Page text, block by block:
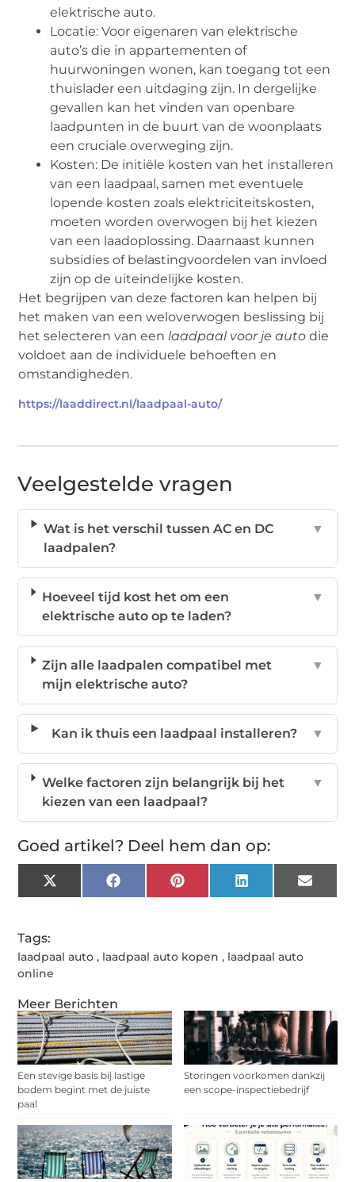
Meer Berichten
Een stevige basis bij lastige
bodem begint met de juiste
paal
Storingen voorkomen dankzij
een scope-inspectiebedrijf
elektrische auto.
Locatie: Voor eigenaren van elektrische
auto’s die in appartementen of
huurwoningen wonen, kan toegang tot een
thuislader een uitdaging zijn. In dergelijke
gevallen kan het vinden van openbare
laadpunten in de buurt van de woonplaats
een cruciale overweging zijn.
Kosten: De initiële kosten van het installeren
van een laadpaal, samen met eventuele
lopende kosten zoals elektriciteitskosten,
moeten worden overwogen bij het kiezen
van een laadoplossing. Daarnaast kunnen
subsidies of belastingvoordelen van invloed
zijn op de uiteindelijke kosten.
Het begrijpen van deze factoren kan helpen bij
het maken van een weloverwogen beslissing bij
het selecteren van eenlaadpaal voor je auto die
voldoet aan de individuele behoeften en
omstandigheden.
https://laaddirect.nl/laadpaal-auto/
Veelgestelde vragen
Wat is het verschil tussen AC en DC
laadpalen?
▼
Hoeveel tijd kost het om een
elektrische auto op te laden?
▼
Zijn alle laadpalen compatibel met
mijn elektrische auto?
▼
Kan ik thuis een laadpaal installeren? ▼
Welke factoren zijn belangrijk bij het
kiezen van een laadpaal?
▼
Goed artikel? Deel hem dan op:
X
(Twitter)
FacebookPinterestLinkedIn Email
Tags:
laadpaal auto , laadpaal auto kopen , laadpaal auto
online